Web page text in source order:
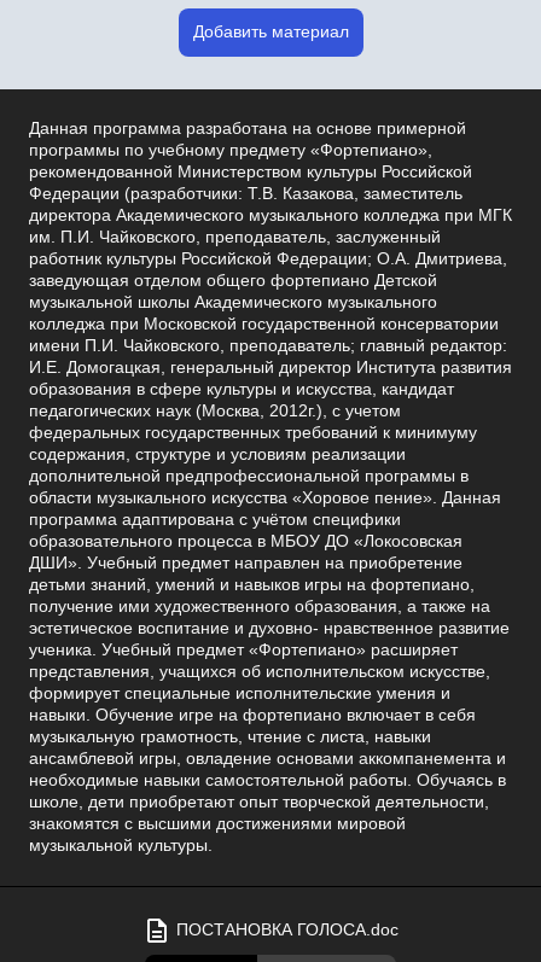
Добавить материал
Данная программа разработана на основе примерной
программы по учебному предмету «Фортепиано»,
рекомендованной Министерством культуры Российской
Федерации (разработчики: Т.В. Казакова, заместитель
директора Академического музыкального колледжа при МГК
им. П.И. Чайковского, преподаватель, заслуженный
работник культуры Российской Федерации; О.А. Дмитриева,
заведующая отделом общего фортепиано Детской
музыкальной школы Академического музыкального
колледжа при Московской государственной консерватории
имени П.И. Чайковского, преподаватель; главный редактор:
И.Е. Домогацкая, генеральный директор Института развития
образования в сфере культуры и искусства, кандидат
педагогических наук (Москва, 2012г.), с учетом
федеральных государственных требований к минимуму
содержания, структуре и условиям реализации
дополнительной предпрофессиональной программы в
области музыкального искусства «Хоровое пение». Данная
программа адаптирована с учётом специфики
образовательного процесса в МБОУ ДО «Локосовская
ДШИ». Учебный предмет направлен на приобретение
детьми знаний, умений и навыков игры на фортепиано,
получение ими художественного образования, а также на
эстетическое воспитание и духовно- нравственное развитие
ученика. Учебный предмет «Фортепиано» расширяет
представления, учащихся об исполнительском искусстве,
формирует специальные исполнительские умения и
навыки. Обучение игре на фортепиано включает в себя
музыкальную грамотность, чтение с листа, навыки
ансамблевой игры, овладение основами аккомпанемента и
необходимые навыки самостоятельной работы. Обучаясь в
школе, дети приобретают опыт творческой деятельности,
знакомятся с высшими достижениями мировой
музыкальной культуры.
ПОСТАНОВКА ГОЛОСА.doc